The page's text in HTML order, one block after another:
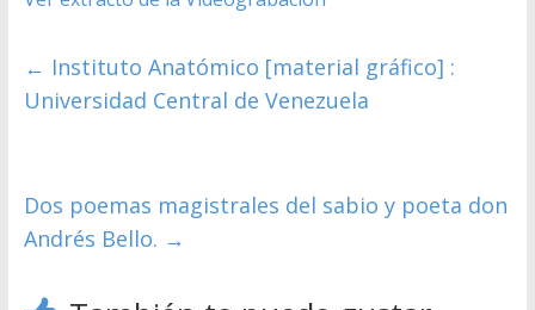
← Instituto Anatómico [material gráfico] :
Universidad Central de Venezuela
Dos poemas magistrales del sabio y poeta don
Andrés Bello. →